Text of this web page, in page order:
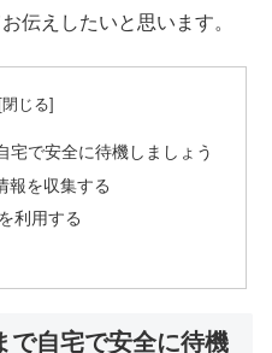
伝えしたいと思います。
宅で安全に待機しましょう
報を収集する
利用する
で自宅で安全に待機